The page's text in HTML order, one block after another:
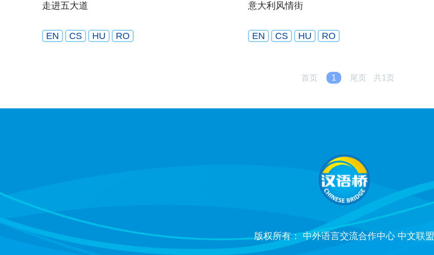
走进五大道
EN CS HU RO
意大利风情街
EN CS HU RO
首页 1 尾页 共1页
版权所有： 中外语言交流合作中心 中文联盟